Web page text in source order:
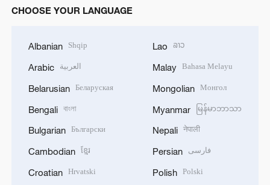
CHOOSE YOUR LANGUAGE
Albanian Shqip
Arabic العربية
Belarusian Беларуская
Bengali বাংলা
Bulgarian Български
Cambodian ខ្មែរ
Croatian Hrvatski
Lao ລາວ
Malay Bahasa Melayu
Mongolian Монгол
Myanmar မြန်မာဘာသာ
Nepali नेपाली
Persian فارسی
Polish Polski